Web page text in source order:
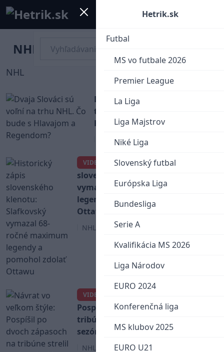
Mobile menu
Hetrik.sk
Futbal
MS vo futbale 2026
Premier League
La Liga
Liga Majstrov
Niké Liga
Slovenský futbal
Európska Liga
Bundesliga
Serie A
Kvalifikácia MS 2026
Liga Národov
EURO 2024
Konferenčná liga
MS klubov 2025
EURO U21
NHL
NHL
Dvaja Slováci sú voľní na
trhu NHL. Čo bude s
Hlavajom a Regendom?
VIDEO
Historický zápis
slovenského klenotu: Slafkovský
vymazal 68-ročné maximum
legendy a pomohol zdolať
Ottawu
NHL
VIDEO
Pospíšil po dvoch zápasoch na
tribúne strelil svoj prvý gól v
sezóne NHL
NHL